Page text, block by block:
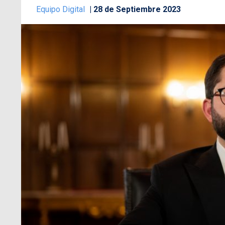
Equipo Digital 28 de Septiembre 2023